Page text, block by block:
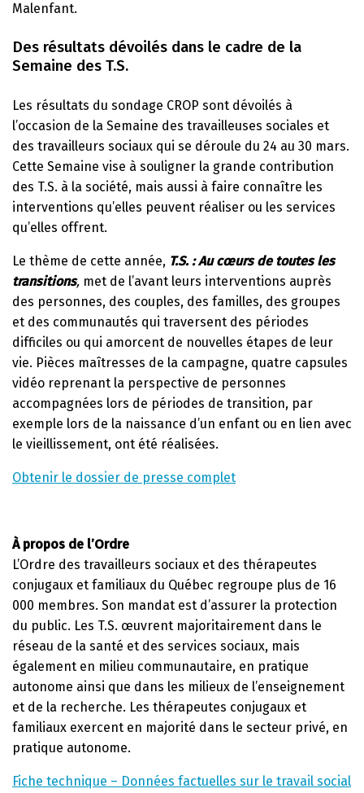
Malenfant.
Des résultats dévoilés dans le cadre de la
Semaine des T.S.
Les résultats du sondage CROP sont dévoilés à
l’occasion de la Semaine des travailleuses sociales et
des travailleurs sociaux qui se déroule du 24 au 30 mars.
Cette Semaine vise à souligner la grande contribution
des T.S. à la société, mais aussi à faire connaître les
interventions qu’elles peuvent réaliser ou les services
qu’elles offrent.
Le thème de cette année, T.S. : Au cœurs de toutes les
transitions, met de l’avant leurs interventions auprès
des personnes, des couples, des familles, des groupes
et des communautés qui traversent des périodes
difficiles ou qui amorcent de nouvelles étapes de leur
vie. Pièces maîtresses de la campagne, quatre capsules
vidéo reprenant la perspective de personnes
accompagnées lors de périodes de transition, par
exemple lors de la naissance d’un enfant ou en lien avec
le vieillissement, ont été réalisées.
Obtenir le dossier de presse complet
À propos de l’Ordre
L’Ordre des travailleurs sociaux et des thérapeutes
conjugaux et familiaux du Québec regroupe plus de 16
000 membres. Son mandat est d’assurer la protection
du public. Les T.S. œuvrent majoritairement dans le
réseau de la santé et des services sociaux, mais
également en milieu communautaire, en pratique
autonome ainsi que dans les milieux de l’enseignement
et de la recherche. Les thérapeutes conjugaux et
familiaux exercent en majorité dans le secteur privé, en
pratique autonome.
Fiche technique – Données factuelles sur le travail social